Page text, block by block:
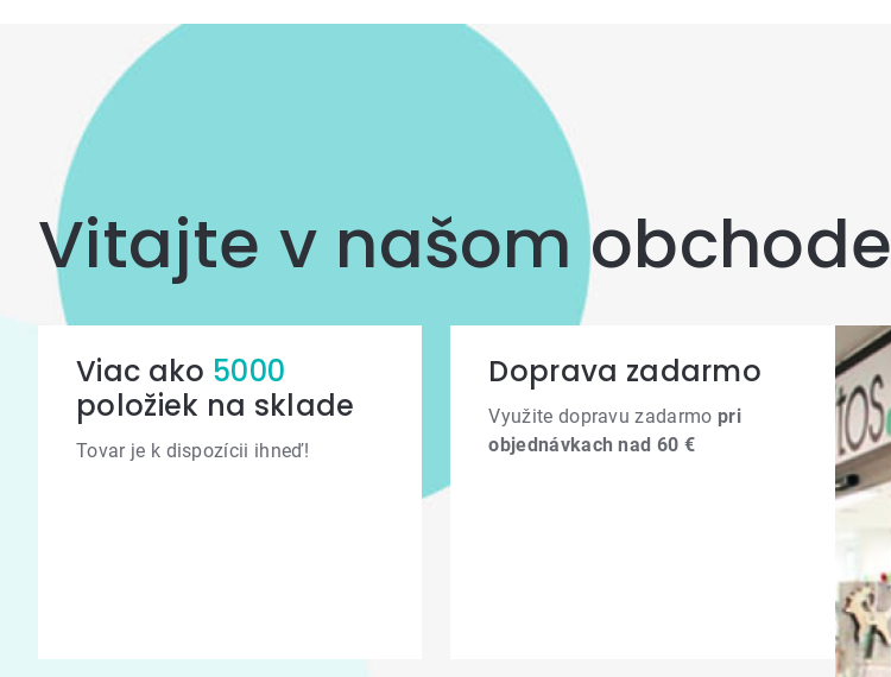
Vitajte v našom obchode
Viac ako 5000
položiek na sklade
Tovar je k dispozícii ihneď!
Doprava zadarmo
Využite dopravu zadarmo pri
objednávkach nad 60 €